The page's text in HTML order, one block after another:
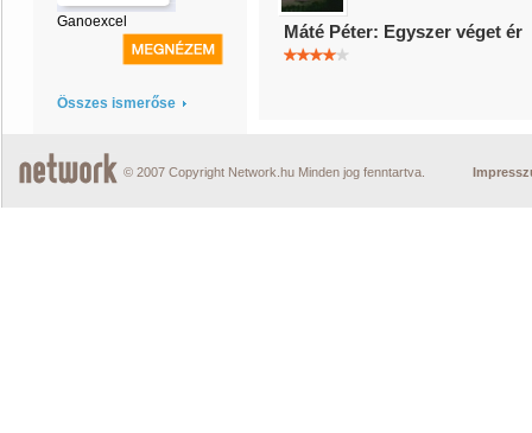
Ganoexcel
Összes ismerőse
Máté Péter: Egyszer véget ér
© 2007 Copyright Network.hu Minden jog fenntartva.